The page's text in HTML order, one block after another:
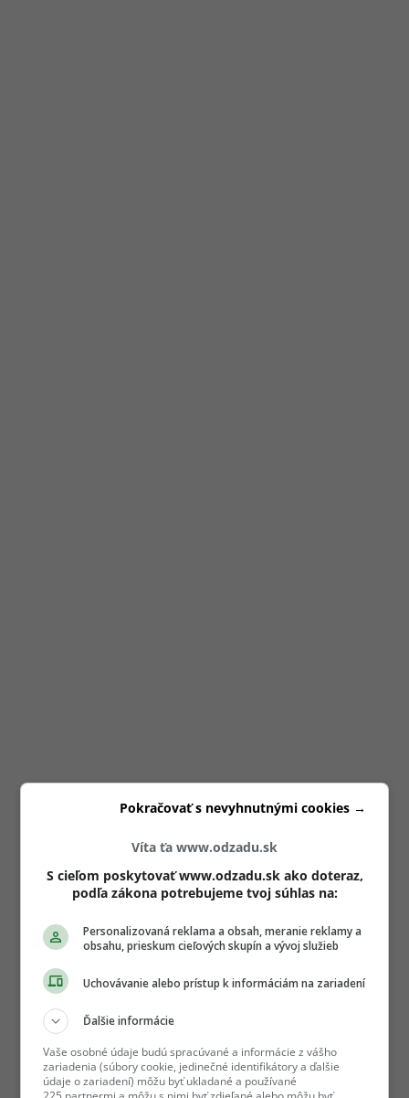
Víta ťa www.odzadu.sk
S cieľom poskytovať www.odzadu.sk ako doteraz,
podľa zákona potrebujeme tvoj súhlas na:
Personalizovaná reklama a obsah, meranie reklamy a
obsahu, prieskum cieľových skupín a vývoj služieb
Uchovávanie alebo prístup k informáciám na zariadení
Ďalšie informácie
Vaše osobné údaje budú spracúvané a informácie z vášho
zariadenia (súbory cookie, jedinečné identifikátory a ďalšie
údaje o zariadení) môžu byť ukladané a používané
Pokračovať s nevyhnutnými cookies →